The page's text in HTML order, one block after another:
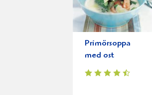
Primörsoppa
med ost